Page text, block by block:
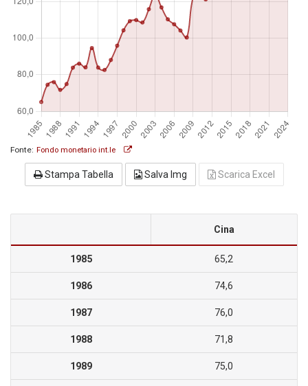
Fonte: Fondo monetario int.le
Stampa Tabella Salva Img Scarica Excel
Cina
1985 65,2
1986 74,6
1987 76,0
1988 71,8
1989 75,0